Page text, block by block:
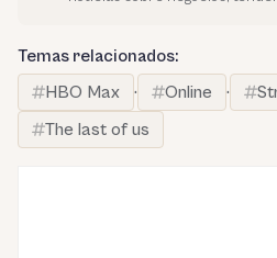
Temas relacionados:
HBO Max
· Online ·
The last of us